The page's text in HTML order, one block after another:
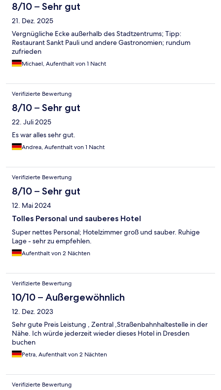
8/10 – Sehr gut
21. Dez. 2025
Vergnügliche Ecke außerhalb des Stadtzentrums; Tipp:
Restaurant Sankt Pauli und andere Gastronomien; rundum
zufrieden
Michael, Aufenthalt von 1 Nacht
Verifizierte Bewertung
8/10 – Sehr gut
22. Juli 2025
Es war alles sehr gut.
Andrea, Aufenthalt von 1 Nacht
Verifizierte Bewertung
8/10 – Sehr gut
12. Mai 2024
Tolles Personal und sauberes Hotel
Super nettes Personal; Hotelzimmer groß und sauber. Ruhige
Lage - sehr zu empfehlen.
Aufenthalt von 2 Nächten
Verifizierte Bewertung
10/10 – Außergewöhnlich
12. Dez. 2023
Sehr gute Preis Leistung , Zentral ,Straßenbahnhaltestelle in der
Nähe. Ich würde jederzeit wieder dieses Hotel in Dresden
buchen
Petra, Aufenthalt von 2 Nächten
Verifizierte Bewertung